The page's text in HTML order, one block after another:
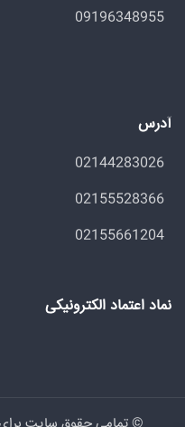
آدرس
نماد اعتماد الکترونیکی